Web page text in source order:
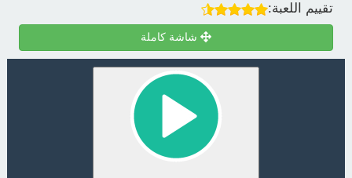
تقييم اللعبة:
شاشة كاملة